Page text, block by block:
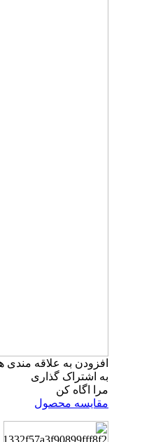
افزودن به علاقه مندی
به اشتراک گذاری
مرا اگاه کن
مقایسه محصول